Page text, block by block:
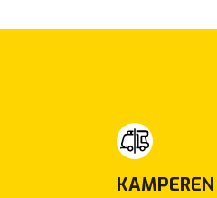
KAMPEREN